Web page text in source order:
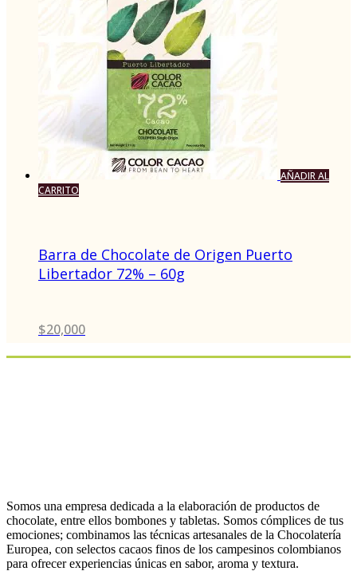
AÑADIR AL
CARRITO
Barra de Chocolate de Origen Puerto
Libertador 72% – 60g
$20,000
Somos una empresa dedicada a la elaboración de productos de
chocolate, entre ellos bombones y tabletas. Somos cómplices de tus
emociones; combinamos las técnicas artesanales de la Chocolatería
Europea, con selectos cacaos finos de los campesinos colombianos
para ofrecer experiencias únicas en sabor, aroma y textura.